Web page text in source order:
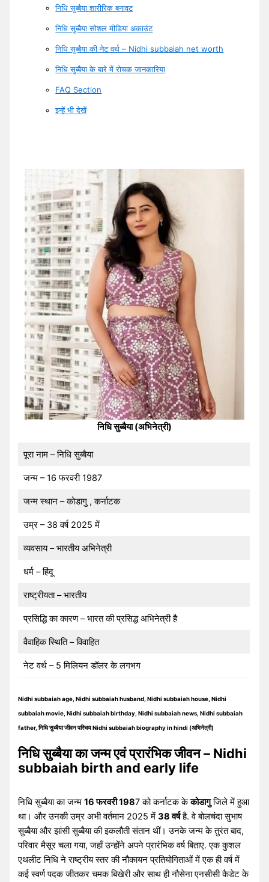
निधि सुब्बैया शारीरिक बनावट
निधि सुब्बैया सोशल मीडिया अकाउंट
निधि सुब्बैया की नेट वर्थ – Nidhi subbaiah net worth
निधि सुब्बैया के बारे में रोचक जानकारिया
FAQ Section
इन्हें भी देखें
निधि सुब्बैया (अभिनेत्री)
पूरा नाम – निधि सुब्बैया
जन्म – 16 फरवरी 1987
जन्म स्थान – कोडागु , कर्नाटक
उम्र – 38 वर्ष 2025 में
व्यवसाय – भारतीय अभिनेत्री
धर्म – हिंदू
राष्ट्रीयता – भारतीय
प्रसिद्धि का कारण – भारत की प्रसिद्ध अभिनेत्री है
वैवाहिक स्थिति – विवाहित
नेट वर्थ – 5 मिलियन डॉलर के लगभग
Nidhi subbaiah age, Nidhi subbaiah husband, Nidhi subbaiah house, Nidhi
subbaiah movie, Nidhi subbaiah birthday, Nidhi subbaiah news, Nidhi subbaiah
father, निधि सुब्बैया जीवन परिचय Nidhi subbaiah biography in hindi (अभिनेत्री)
निधि सुब्बैया का जन्म एवं प्रारंभिक जीवन – Nidhi
subbaiah birth and early life
निधि सुब्बैया का जन्म16 फरवरी 1987 को कर्नाटक केकोडागुजिले में हुआ
था। और उनकी उम्र अभी वर्तमान 2025 में38 वर्षहै. वे बोलचंदा सुभाष
सुब्बैया और झांसी सुब्बैया की इकलौती संतान थीं। उनके जन्म के तुरंत बाद,
परिवार मैसूर चला गया, जहाँ उन्होंने अपने प्रारंभिक वर्ष बिताए. एक कुशल
एथलीट निधि ने राष्ट्रीय स्तर की नौकायन प्रतियोगिताओं में एक ही वर्ष में
कई स्वर्ण पदक जीतकर चमक बिखेरी और साथ ही नौसेना एनसीसी कैडेट के